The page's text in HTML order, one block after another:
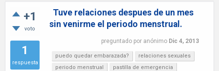
+1
voto
1
respuesta
Tuve relaciones despues de un mes
sin venirme el periodo menstrual.
preguntado por anónimo Dic 4, 2013
puedo quedar embarazada?
relaciones sexuales
periodo menstrual
pastilla de emergencia